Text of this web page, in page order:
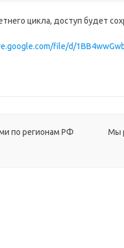
цикла, доступ будет
file/d/
по регионам РФ
Мы